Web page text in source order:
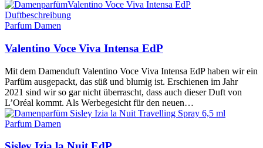
Parfum Damen
Valentino Voce Viva Intensa EdP
Mit dem Damenduft Valentino Voce Viva Intensa EdP haben wir ein
Parfüm ausgepackt, das süß und blumig ist. Erschienen im Jahr
2021 sind wir so gar nicht überrascht, dass auch dieser Duft von
L’Oréal kommt. Als Werbegesicht für den neuen…
Parfum Damen